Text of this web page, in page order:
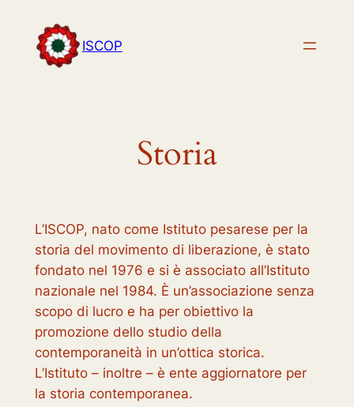
contenuto
ISCOP
Storia
L’ISCOP, nato come Istituto pesarese per la
storia del movimento di liberazione, è stato
fondato nel 1976 e si è associato all’Istituto
nazionale nel 1984. È un’associazione senza
scopo di lucro e ha per obiettivo la
promozione dello studio della
contemporaneità in un’ottica storica.
L’Istituto – inoltre – è ente aggiornatore per
la storia contemporanea.